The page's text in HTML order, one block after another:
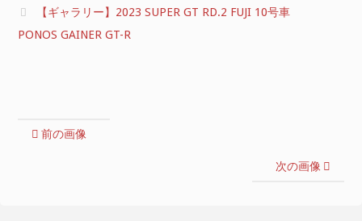
ル
サ
【ギャラリー】2023 SUPER GT RD.2 FUJI 10号車
PONOS GAINER GT-R
前の画像
次の画像